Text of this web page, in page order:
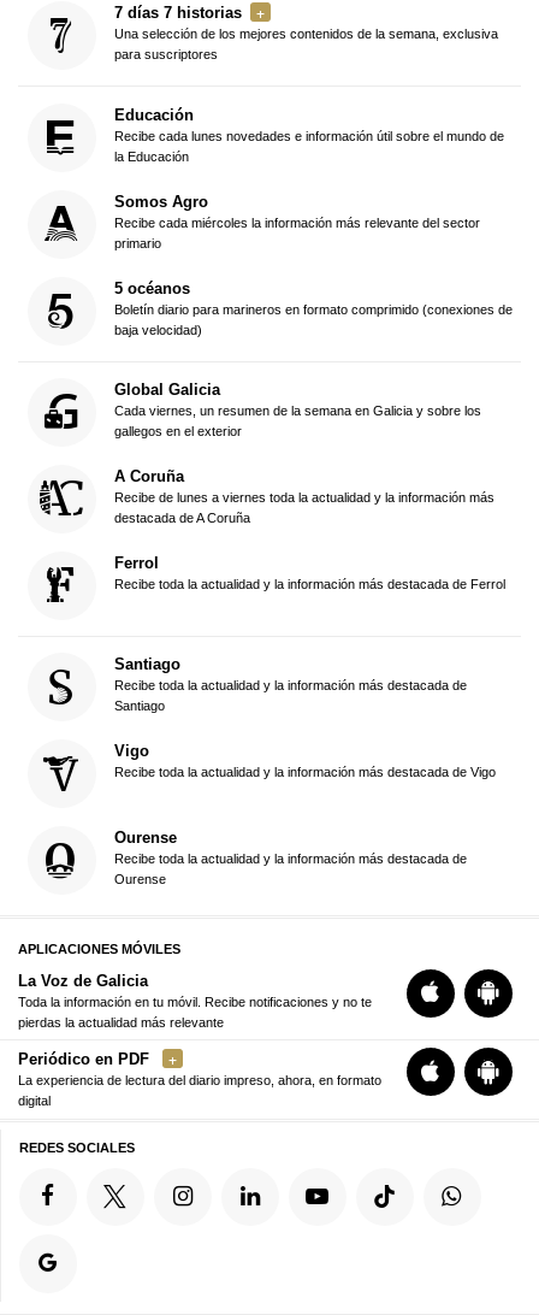
7 días 7 historias
Una selección de los mejores contenidos de la semana, exclusiva
para suscriptores
Educación
Recibe cada lunes novedades e información útil sobre el mundo de
la Educación
Somos Agro
Recibe cada miércoles la información más relevante del sector
primario
5 océanos
Boletín diario para marineros en formato comprimido (conexiones de
baja velocidad)
Global Galicia
Cada viernes, un resumen de la semana en Galicia y sobre los
gallegos en el exterior
A Coruña
Recibe de lunes a viernes toda la actualidad y la información más
destacada de A Coruña
Ferrol
Recibe toda la actualidad y la información más destacada de Ferrol
Santiago
Recibe toda la actualidad y la información más destacada de
Santiago
Vigo
Recibe toda la actualidad y la información más destacada de Vigo
Ourense
Recibe toda la actualidad y la información más destacada de
Ourense
APLICACIONES MÓVILES
La Voz de Galicia
Toda la información en tu móvil. Recibe notificaciones y no te
pierdas la actualidad más relevante
Periódico en PDF
La experiencia de lectura del diario impreso, ahora, en formato
digital
REDES SOCIALES